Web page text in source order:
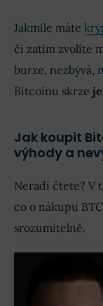
Jakmile máte
či zatím zvolíte
burze, nezbývá,
Bitcoinu skrze
Jak koupit
výhody a
Neradi čtete? V
co o nákupu
srozumitelně.